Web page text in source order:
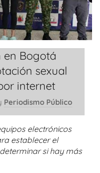
en Bogotá
sexual
internet
Periodismo Público
electrónicos
establecer el
si hay más